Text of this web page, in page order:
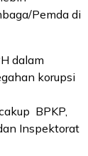
Pemda di
dalam
korupsi
BPKP,
Inspektorat